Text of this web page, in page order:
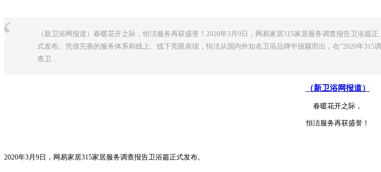
（新卫浴网报道）春暖花开之际，恒洁服务再获盛誉！2020年3月9日，网易家居315家居服务调查报告卫浴篇正
式发布。凭借完善的服务体系和线上、线下亮眼表现，恒洁从国内外知名卫浴品牌中脱颖而出，在“2020年315调
查卫 ...
（新卫浴网报道）
春暖花开之际，
恒洁服务再获盛誉！
2020年3月9日，网易家居315家居服务调查报告卫浴篇正式发布。